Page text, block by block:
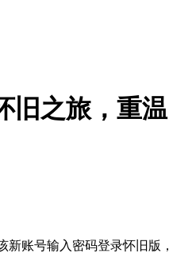
旧之旅，重温
账号输入密码登录怀旧版，